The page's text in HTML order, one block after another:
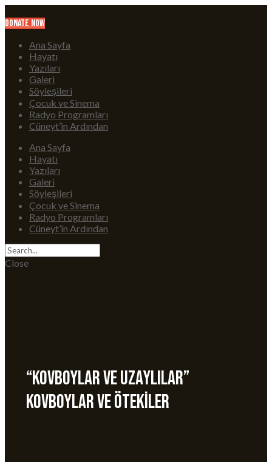
Donate Now
Ana Sayfa
Hayatı
Yazıları
Galeri
Söyleşileri
Çocuk ve Sinema
Radyo Programları
Cüneyt’in Ardından
Ana Sayfa
Hayatı
Yazıları
Galeri
Söyleşileri
Çocuk ve Sinema
Radyo Programları
Cüneyt’in Ardından
Close
“Kovboylar ve Uzaylılar”
Kovboylar Ve Ötekiler